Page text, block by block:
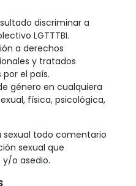
discriminar a
LGTTTBI.
a derechos
y tratados
el país.
género en cualquiera
física, psicológica,
sexual todo comentario
sexual que
o asedio.